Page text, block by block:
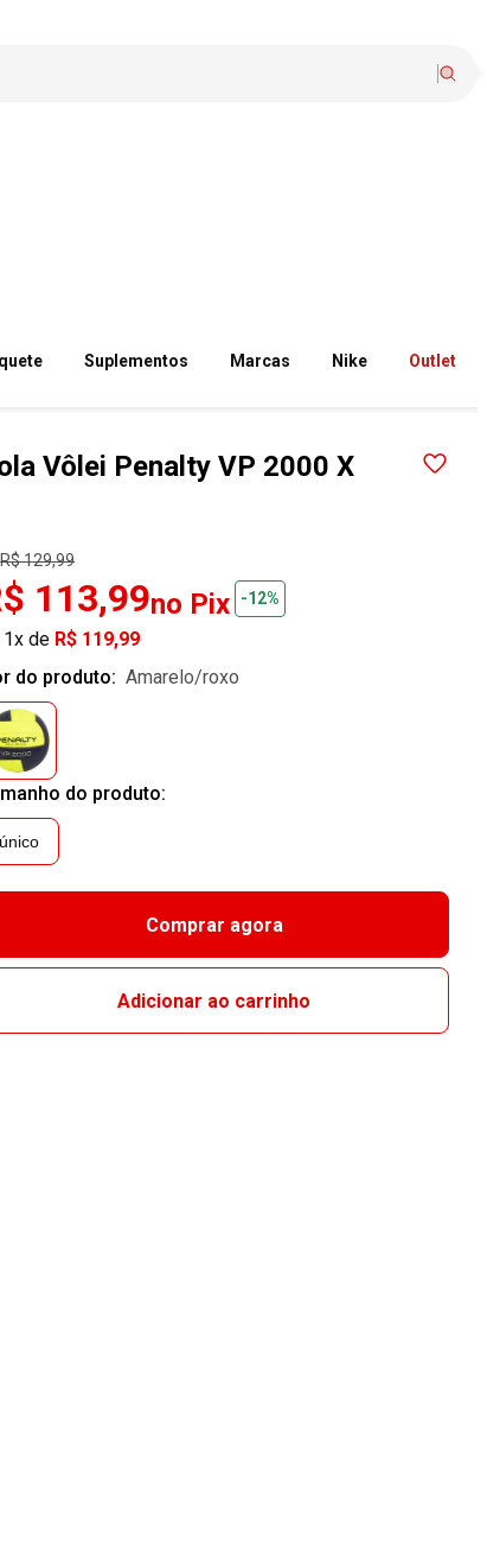
Suplementos Marcas Nike Outlet
Vôlei Penalty VP 2000 X
R$ 129,99
113,99no Pix -12%
1x de R$ 119,99
do produto:
amarelo/roxo
do produto:
único
Comprar agora
Adicionar ao carrinho